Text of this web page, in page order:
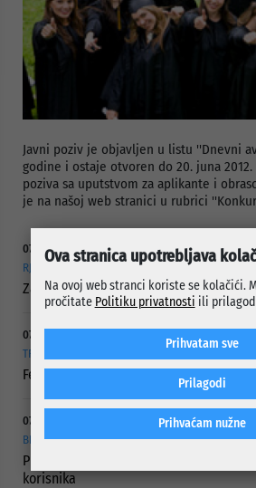
Javni poziv je objavljen u listu ''Dnevni
godine i ostaje otvoren do 20. juna
poziva sa uputstvom za aplikante i
je na našoj web stranici u rubrici
07.08.2026.
RJEŠAVANJE DUGOGODIŠNJEG PROBLEMA PUTNE
Započelo asfaltiranje Ulice Vranica
07.08.2026.
TRAJE DO 21. AUGUSTA
Festival bajke za djecu i odrasle
07.08.2026.
BRIGA ZA NAJUGROŽENIJE KATEGORIJE
Projektom „Hljeb i mlijeko za
korisnika
Ova stranica upotrebljava
Na ovoj web stranci koriste se kolačići.
pročitate Politiku privatnosti ili
Prihvaćam nužne
Prilagodi
Prihvatam sve